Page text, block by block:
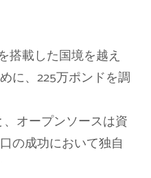
搭載した国境を越え
に、225万ポンドを調
、オープンソースは資
の成功において独自